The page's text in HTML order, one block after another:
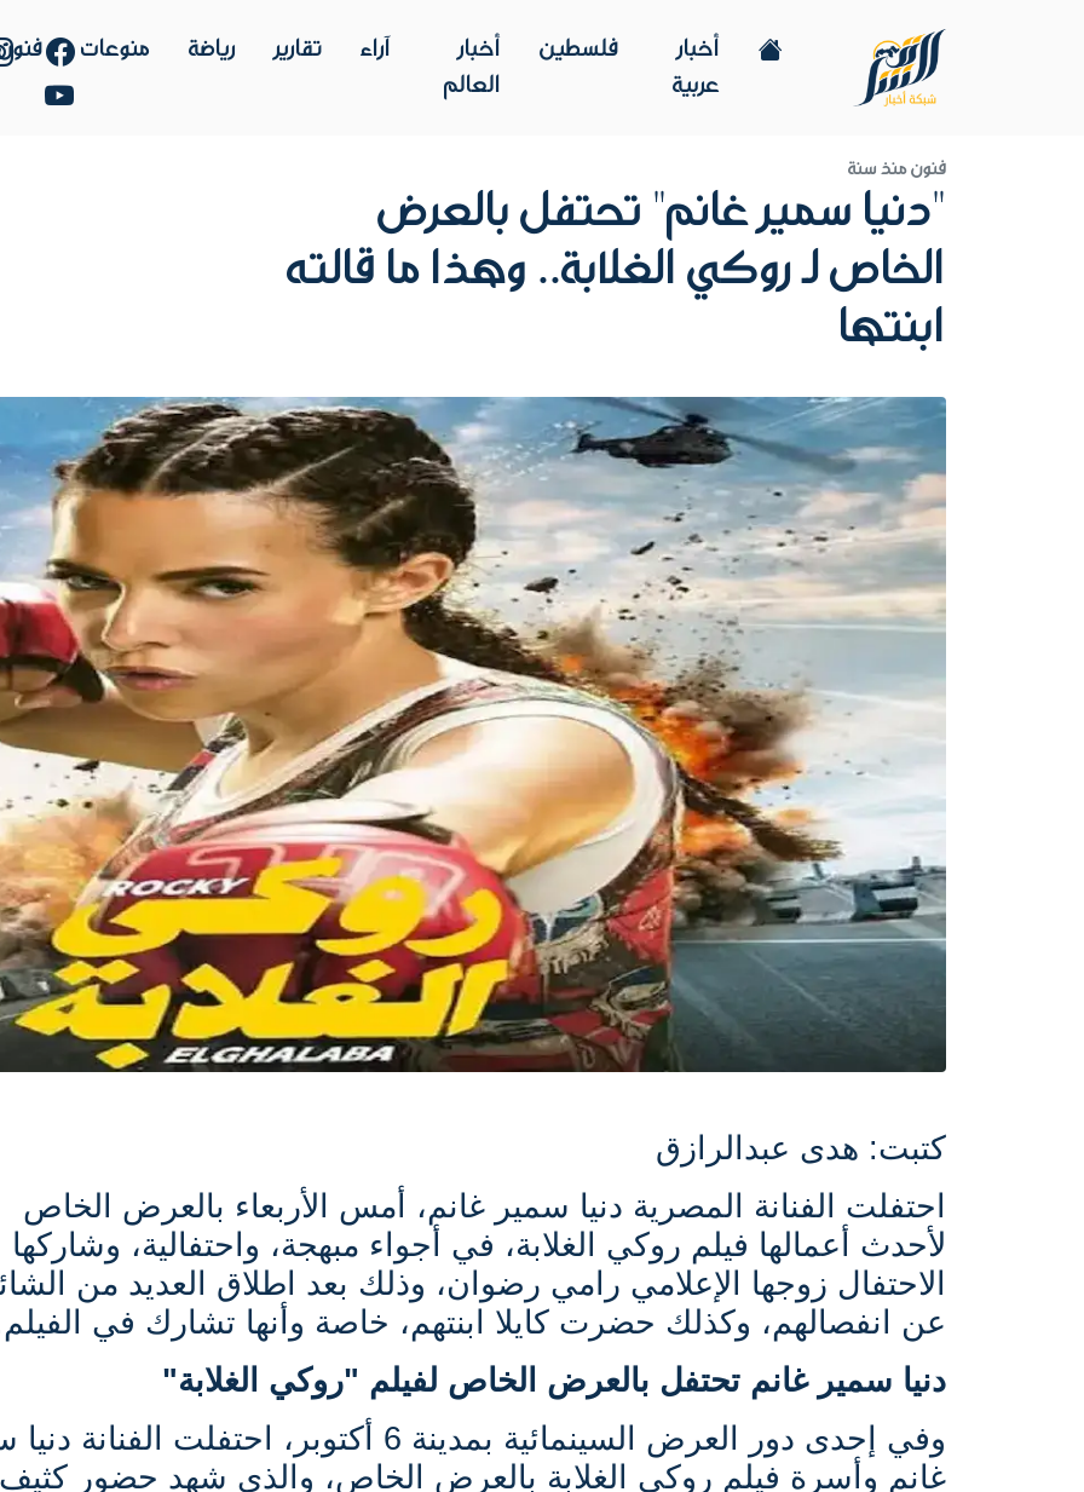
أخبار
عربية
فلسطين
أخبار
العالم
آراء تقارير رياضة منوعات
فنونمنذ سنة
"دنيا سمير غانم" تحتفل بالعرض
الخاص لـ روكي الغلابة.. وهذا ما قالته
ابنتها
كتبت: هدى عبدالرازق
احتفلت الفنانة المصرية دنيا سمير غانم، أمس الأربعاء بالعرض الخاص
لأحدث أعمالها فيلم روكي الغلابة، في أجواء مبهجة، واحتفالية، وشاركها
الاحتفال زوجها الإعلامي رامي رضوان، وذلك بعد اطلاق العديد من
عن انفصالهم، وكذلك حضرت كايلا ابنتهم، خاصة وأنها تشارك في
دنيا سمير غانم تحتفل بالعرض الخاص لفيلم "روكي الغلابة"
وفي إحدى دور العرض السينمائية بمدينة 6 أكتوبر، احتفلت
غانم وأسرة فيلم روكي الغلابة بالعرض الخاص، والذي شهد حضور